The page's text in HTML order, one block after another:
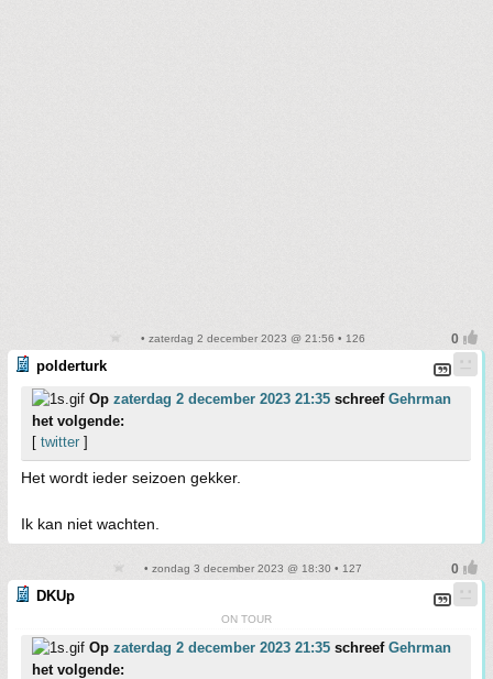
• zaterdag 2 december 2023 @ 21:56 • 126
polderturk
Op zaterdag 2 december 2023 21:35 schreef Gehrman
het volgende:
[ twitter ]
Het wordt ieder seizoen gekker.
Ik kan niet wachten.
• zondag 3 december 2023 @ 18:30 • 127
DKUp
ON TOUR
Op zaterdag 2 december 2023 21:35 schreef Gehrman
het volgende: